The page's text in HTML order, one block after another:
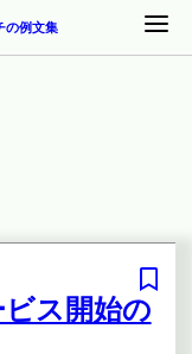
例文集
ス開始の